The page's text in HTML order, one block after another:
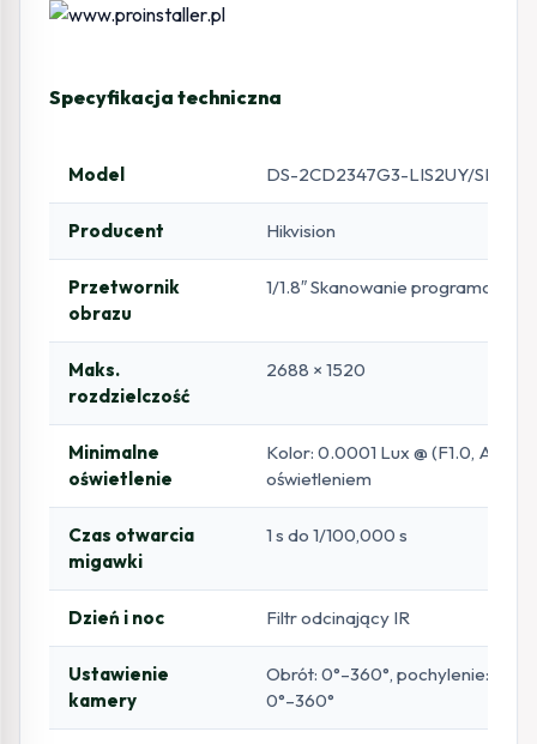
Specyfikacja techniczna
Model DS-2CD2347G3-LIS2UY/SL
Producent Hikvision
Przetwornik
obrazu
1/1.8″ Skanowanie
Maks.
rozdzielczość
2688 × 1520
Minimalne
oświetlenie
Kolor: 0.0001 Lux @ (F1.0, AGC
oświetleniem
Czas otwarcia
migawki
1 s do 1/100,000 s
Dzień i noc Filtr odcinający IR
Ustawienie
kamery
Obrót: 0°–360°, pochylenie:
0°–360°